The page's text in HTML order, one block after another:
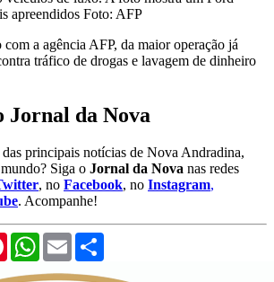
Jornal da Nova
principais notícias de Nova Andradina,
Siga o Jornal da Nova nas redes
, no Facebook, no Instagram,
. Acompanhe!
PinterestWhatsApp
Email